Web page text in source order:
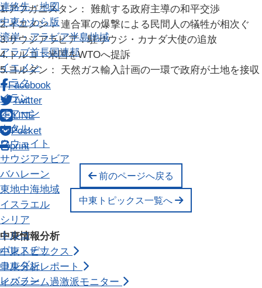
連絡先・地図
中東かわら版
湾岸・アラビア半島地域
アラブ首長国連邦
イエメン
イラク
イラン
オマーン
カタル
クウェイト
サウジアラビア
バハレーン
東地中海地域
イスラエル
シリア
トルコ
パレスチナ
ヨルダン
レバノン
1.アフガニスタン： 難航する政府主導の和平交渉
2.イエメン： 連合軍の爆撃による民間人の犠牲が相次ぐ
3.サウジアラビア：駐サウジ・カナダ大使の追放
4.トルコ：米国をWTOへ提訴
5.ヨルダン： 天然ガス輸入計画の一環で政府が土地を接収
Facebook
Twitter
LINE
Pocket
print
前のページへ戻る
中東トピックス一覧へ
中東情報分析
中東トピックス
中東分析レポート
イスラーム過激派モニター